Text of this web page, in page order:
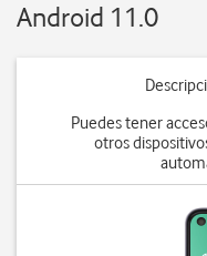
Android 11.0
Puedes tener
otros